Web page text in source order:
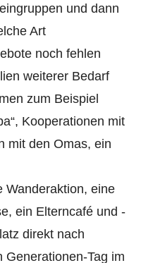
und dann
Art
noch fehlen
weiterer Bedarf
zum Beispiel
Kooperationen mit
mit den Omas, ein
Wanderaktion, eine
ein Elterncafé und -
direkt nach
Generationen-Tag im